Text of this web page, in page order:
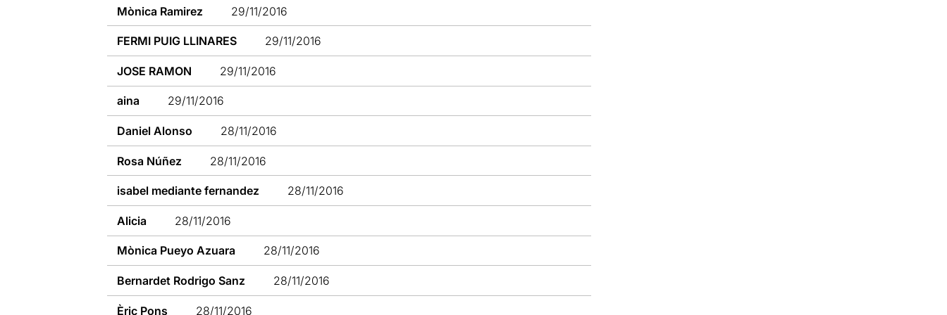
Mònica Ramirez 29/11/2016
FERMI PUIG LLINARES 29/11/2016
JOSE RAMON 29/11/2016
aina 29/11/2016
Daniel Alonso 28/11/2016
Rosa Núñez 28/11/2016
isabel mediante fernandez 28/11/2016
Alicia 28/11/2016
Mònica Pueyo Azuara 28/11/2016
Bernardet Rodrigo Sanz 28/11/2016
Èric Pons 28/11/2016